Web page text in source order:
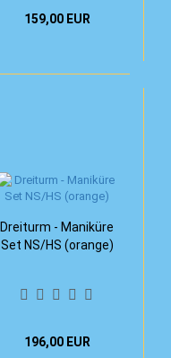
159,00 EUR
Dreiturm - Maniküre
Set NS/HS (orange)
196,00 EUR